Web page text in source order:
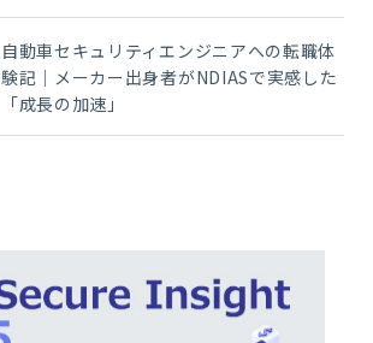
自動車セキュリティエンジニアへの転職体
験記｜メーカー出身者がNDIASで実感した
「成長の加速」